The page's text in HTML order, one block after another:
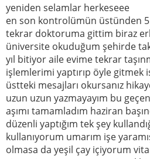
yeniden selamlar herkeseee
en son kontrolümün üstünden
tekrar doktoruma gittim biraz
üniversite okuduğum şehirde
yıl bitiyor aile evime tekrar
işlemlerimi yaptırıp öyle gitmek
üstteki mesajları okursanız
uzun uzun yazmayayım bu
aşımı tamamladım haziran
düzenli yaptığım tek şey
kullanıyorum umarım işe
olmasa da yeşil çay içiyorum